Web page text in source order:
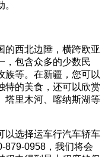
的西北边陲，横跨欧亚
，包含众多的少数民
族等。在新疆，您可以
特的美食，还可以欣赏
塔里木河、喀纳斯湖等
以选择运车行汽车轿车
879-0958，我们将会